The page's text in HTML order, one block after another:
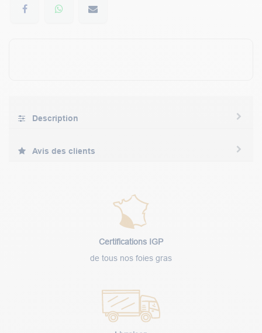
Description
Avis des clients
Certifications IGP
de tous nos foies gras